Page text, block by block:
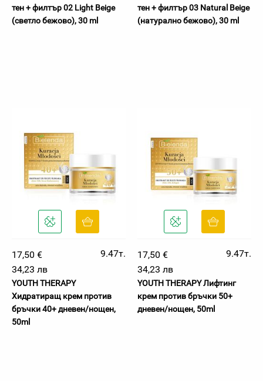
тен + филтър 02 Light Beige
(светло бежово), 30 ml
тен + филтър 03 Natural Beige
(натурално бежово), 30 ml
17,50 €
9.47т.
34,23 лв
YOUTH THERAPY
Хидратиращ крем против
бръчки 40+ дневен/нощен,
50ml
17,50 €
9.47т.
34,23 лв
YOUTH THERAPY Лифтинг
крем против бръчки 50+
дневен/нощен, 50ml